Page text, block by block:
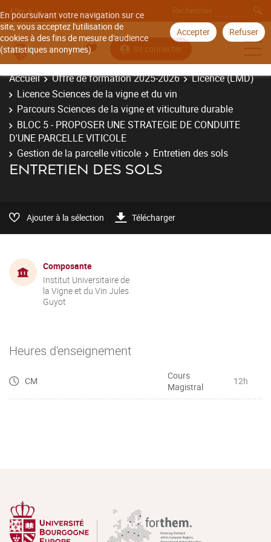
En poursuivant votre navigation sur ce
site, vous acceptez l'utilisation de
cookies à des fins de mesure d'audience
(statistiques anonymes).
Accepter Refuser
Aller à
Se connecter
Accueil Offre de formation 2025-2026
Licence (LMD)
Licence Sciences de la vigne et du vin
Parcours Sciences de la vigne et viticulture durable
BLOC 5 - PROPOSER UNE STRATEGIE DE CONDUITE
D'UNE PARCELLE VITICOLE
Gestion de la parcelle viticole
Entretien des sols
ENTRETIEN DES SOLS
Ajouter à la sélection Télécharger
Composante
Institut Universitaire de
la Vigne et du Vin Jules
Guyot
Heures d'enseignement
CM
Cours
Magistral
12h